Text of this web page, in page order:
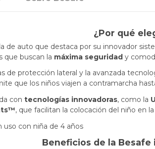
¿Por qué
de auto que destaca por su innovador
que buscan la máxima seguridad y
de protección lateral y la avanzada
que los niños viajen a contramarcha
con tecnologías innovadoras, como la
, que facilitan la colocación del niño en
Beneficios de la